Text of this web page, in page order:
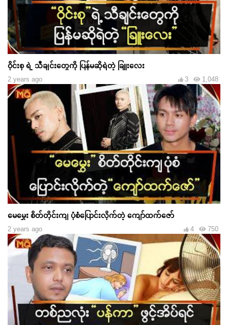
ဝိုင်းစု ရဲ့ သီချင်းတွေကို ပြန်မဆိုရဲတဲ့ ခြူးလေး
2 years ago 1,048
3
မေမွှေး စိတ်တိုင်းကျ ပုံစံပြောင်းလိုက်တဲ့ ကျော်ထက်ဇော်
2 years ago 750
4